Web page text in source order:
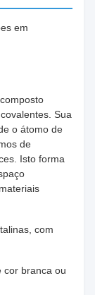
em
Sua
o átomo de
de
Isto forma
com
cor branca ou